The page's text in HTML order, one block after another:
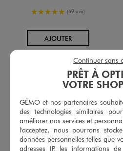
5/5 de moyenne
(69 avis)
AJOUTERAU PANIER
4.8/5
Basé sur 35 avis soumis à un
contrôle
Voir tous les avis sur ce site
PRÊT À
VOTRE
GÉMO et nos partenaires
des technologies similaires
améliorer nos services et
l'acceptez, nous pourrons
données personnelles telles que
adresses IP, les informations
Continuer sans